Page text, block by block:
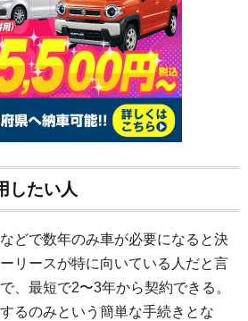
したい人
どで数年のみ車が必要になると決
リースが特に向いている人だと言
、最短で2〜3年から契約できる。
るのみという簡単な手続きとな